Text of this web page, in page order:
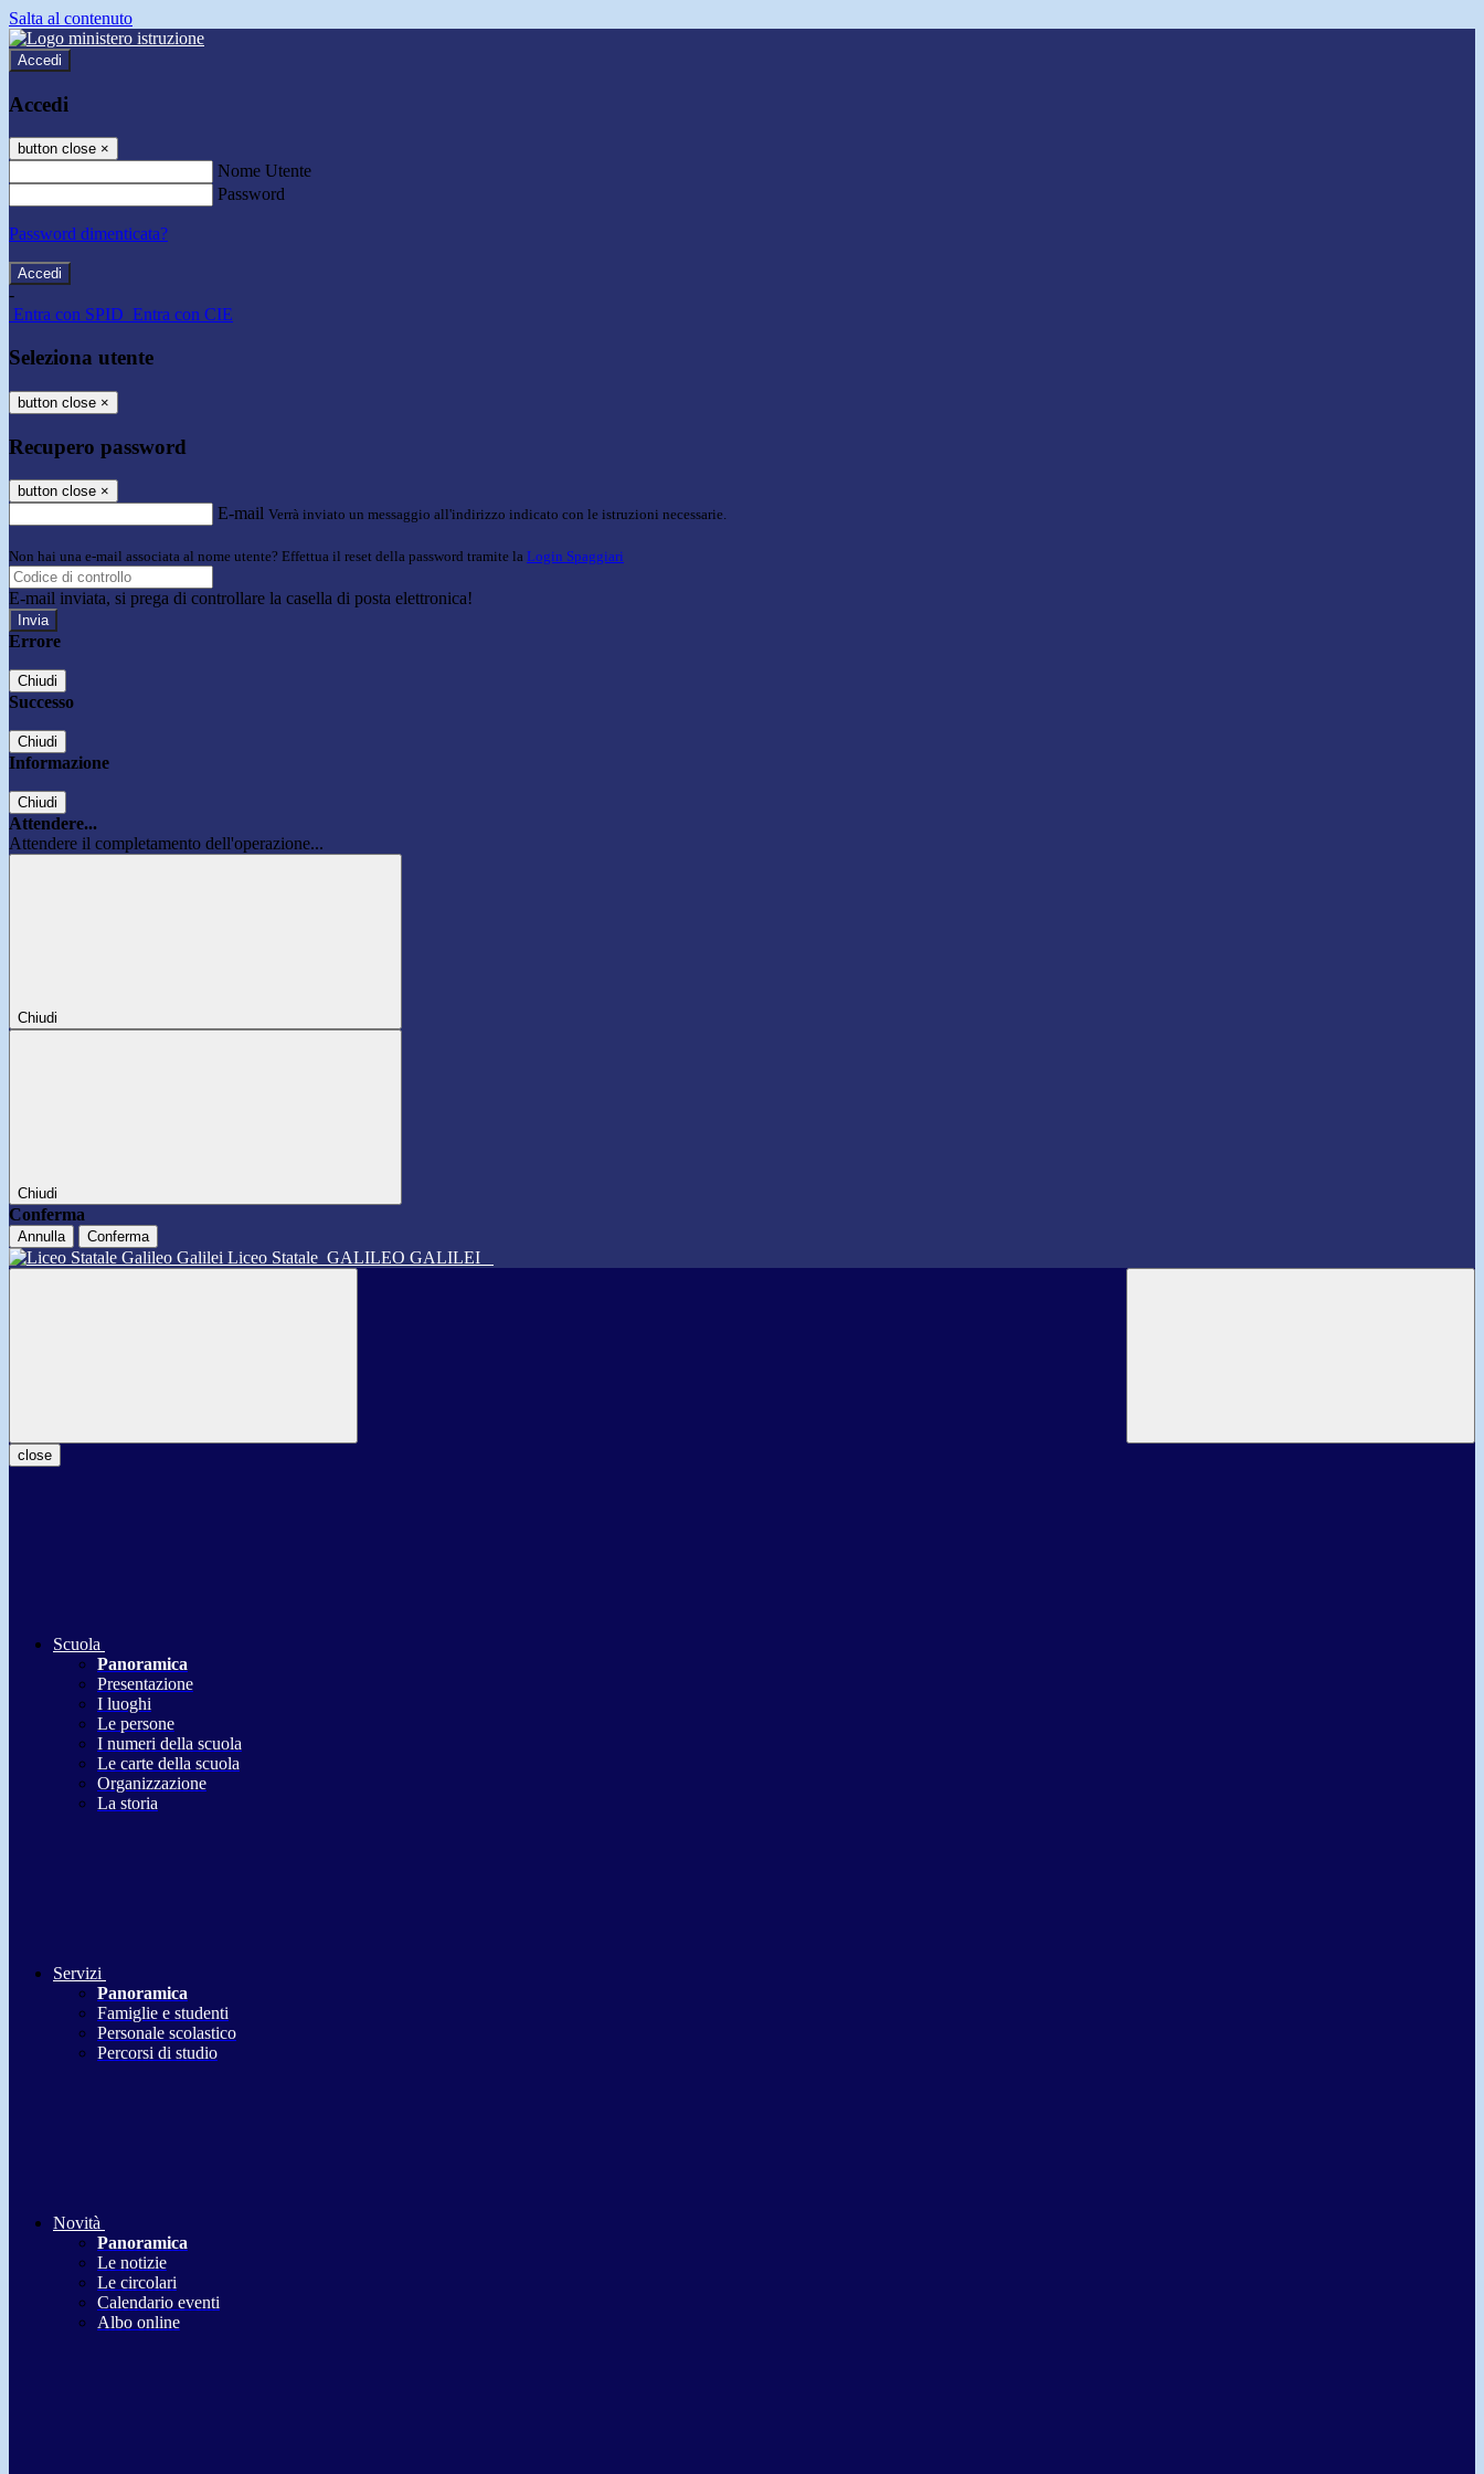
Salta al contenuto
Accedi
Accedi
button close ×
Nome Utente
Password
Password dimenticata?
-
Entra con SPID Entra con CIE
Seleziona utente
button close ×
Recupero password
button close ×
E-mail Verrà inviato un messaggio all'indirizzo indicato con le istruzioni necessarie.
Non hai una e-mail associata al nome utente? Effettua il reset della password tramite la Login Spaggiari
E-mail inviata, si prega di controllare la casella di posta elettronica!
Errore
Chiudi
Successo
Chiudi
Informazione
Chiudi
Attendere...
Attendere il completamento dell'operazione...
Chiudi
Chiudi
Conferma
Annulla Conferma
Liceo Statale GALILEO GALILEI
close
Scuola
Panoramica
Presentazione
I luoghi
Le persone
I numeri della scuola
Le carte della scuola
Organizzazione
La storia
Servizi
Panoramica
Famiglie e studenti
Personale scolastico
Percorsi di studio
Novità
Panoramica
Le notizie
Le circolari
Calendario eventi
Albo online